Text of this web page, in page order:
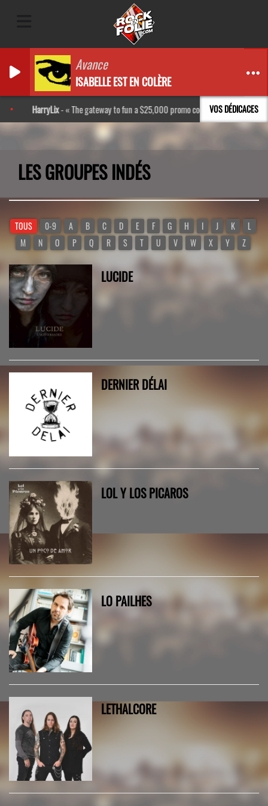
Avance
ISABELLE EST EN COLÈRE
VOS DÉDICACES
HarryLix- The gateway to fun a $25,000 promo code http://bpl.kr/Rkxs
LES GROUPES INDÉS
TOUS 0-9 A B C D E F G H I J K
L
M
N O P Q R S T U V W X Y Z
LUCIDE
DERNIER DÉLAI
LOL Y LOS PICAROS
LO PAILHES
LETHALCORE